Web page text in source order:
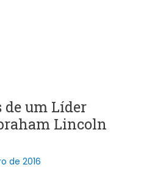
de um Líder
Lincoln
de 2016